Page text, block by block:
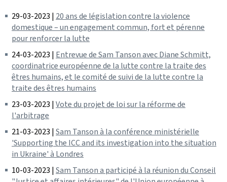
29-03-2023 | 20 ans de législation contre la violence
domestique – un engagement commun, fort et pérenne
pour renforcer la lutte
24-03-2023 | Entrevue de Sam Tanson avec Diane Schmitt,
coordinatrice européenne de la lutte contre la traite des
êtres humains, et le comité de suivi de la lutte contre la
traite des êtres humains
23-03-2023 |Vote du projet de loi sur la réforme de
l'arbitrage
21-03-2023 |Sam Tanson à la conférence ministérielle
'Supporting the ICC and its investigation into the situation
in Ukraine' à Londres
10-03-2023 |Sam Tanson a participé à la réunion du Conseil